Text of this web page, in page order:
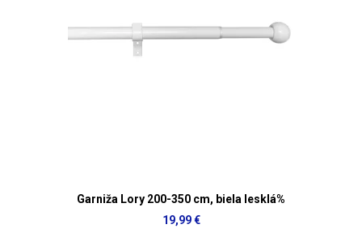
Garniža Lory 200-350 cm, biela lesklá%
19,99 €